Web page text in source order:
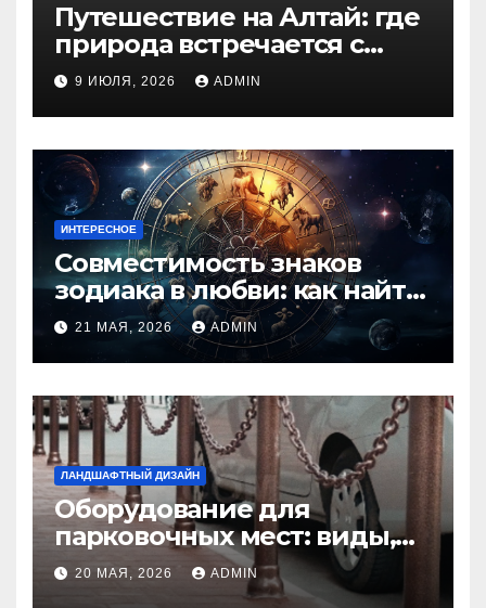
Путешествие на Алтай: где
природа встречается с
духом приключений
9 ИЮЛЯ, 2026 ADMIN
ИНТЕРЕСНОЕ
Совместимость знаков
зодиака в любви: как найти
идеальную пару и
избежать конфликтов
21 МАЯ, 2026 ADMIN
ЛАНДШАФТНЫЙ ДИЗАЙН
Оборудование для
парковочных мест: виды,
функции и нормы
установки
20 МАЯ, 2026 ADMIN